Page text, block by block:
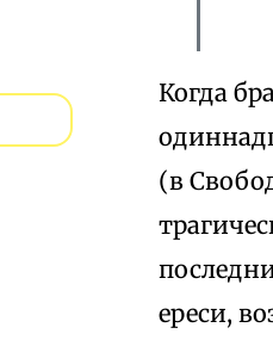
Когда
(в
ереси,